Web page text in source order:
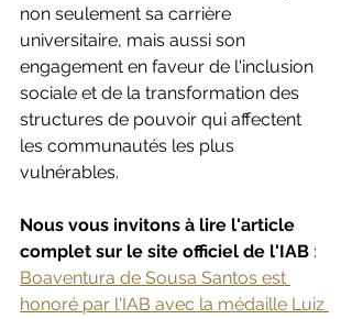
non seulement sa carrière
universitaire, mais aussi son
engagement en faveur de l'inclusion
sociale et de la transformation des
structures de pouvoir qui affectent
les communautés les plus
vulnérables.
Nous vous invitons à lire l'article
complet sur le site officiel de l'IAB :
Boaventura de Sousa Santos est
honoré par l'IAB avec la médaille Luiz